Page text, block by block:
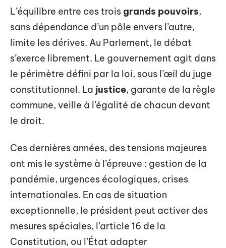
L’équilibre entre ces trois grands pouvoirs,
sans dépendance d’un pôle envers l’autre,
limite les dérives. Au Parlement, le débat
s’exerce librement. Le gouvernement agit dans
le périmètre défini par la loi, sous l’œil du juge
constitutionnel. La justice, garante de la règle
commune, veille à l’égalité de chacun devant
le droit.
Ces dernières années, des tensions majeures
ont mis le système à l’épreuve : gestion de la
pandémie, urgences écologiques, crises
internationales. En cas de situation
exceptionnelle, le président peut activer des
mesures spéciales, l’article 16 de la
Constitution, ou l’État adapter